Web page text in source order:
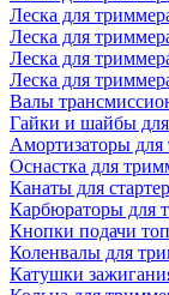
Леска для
Леска для
Леска для
Леска для
Валы
Гайки и шайбы
Амортизаторы для
Оснастка для
Канаты для
Карбюраторы для
Кнопки подачи
Коленвалы для
Катушки